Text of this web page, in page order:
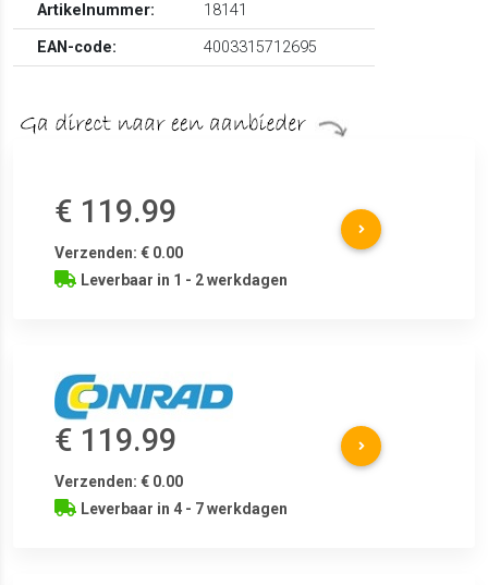
Artikelnummer:
18141
EAN-code:
4003315712695
€ 119.99
Verzenden: € 0.00
Leverbaar in 1 - 2 werkdagen
€ 119.99
Verzenden: € 0.00
Leverbaar in 4 - 7 werkdagen